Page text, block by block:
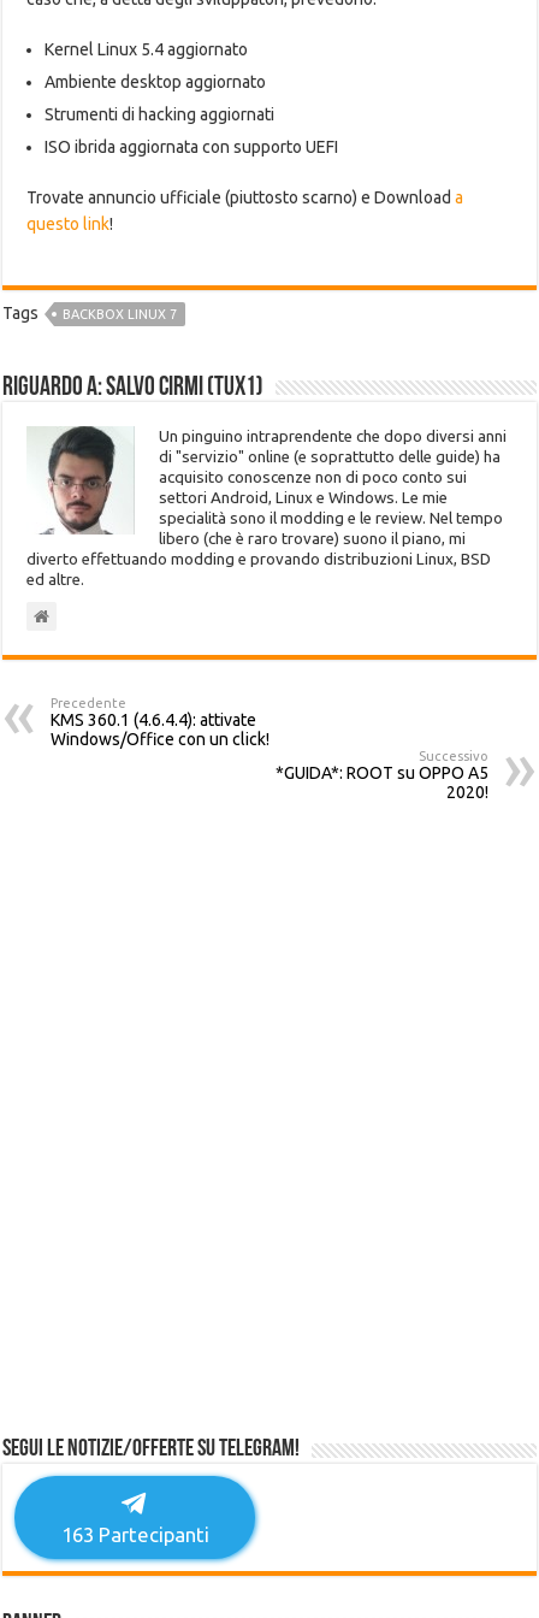
Kernel Linux 5.4 aggiornato
Ambiente desktop aggiornato
Strumenti di hacking aggiornati
ISO ibrida aggiornata con supporto UEFI
Trovate annuncio ufficiale (piuttosto scarno) e Downloada
questo link!
Tags BACKBOX LINUX 7
Riguardo a: Salvo Cirmi (Tux1)
Un pinguino intraprendente che dopo diversi anni
di "servizio" online (e soprattutto delle guide) ha
acquisito conoscenze non di poco conto sui
settori Android, Linux e Windows. Le mie
specialità sono il modding e le review. Nel tempo
libero (che è raro trovare) suono il piano, mi
diverto effettuando modding e provando distribuzioni Linux, BSD
ed altre.
Precedente
KMS 360.1 (4.6.4.4): attivate
Windows/Office con un click!
Successivo
*GUIDA*: ROOT su OPPO A5
2020!
Segui le notizie/offerte su Telegram!
163 Partecipanti